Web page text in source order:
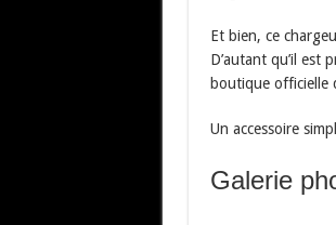
Et bien, ce
D’autant qu’il
boutique officielle
Un accessoire
Galerie